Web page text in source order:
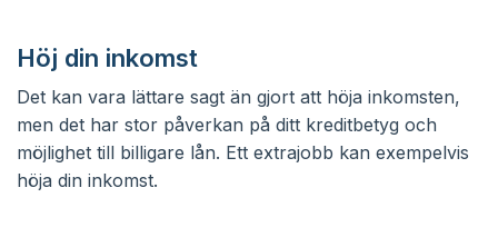
Höj din inkomst
Det kan vara lättare sagt än gjort att höja inkomsten,
men det har stor påverkan på ditt kreditbetyg och
möjlighet till billigare lån. Ett extrajobb kan exempelvis
höja din inkomst.